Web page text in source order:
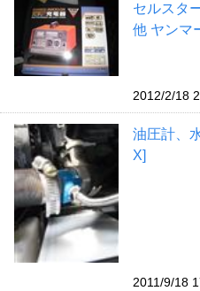
セルスタ
他 ヤンマ
2012/2/18
油圧計、
X]
2011/9/18